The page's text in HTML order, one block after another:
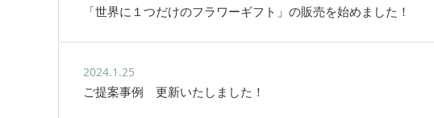
「世界に１つだけのフラワーギフト」の販売を始めました！
2024.1.25
ご提案事例 更新いたしました！